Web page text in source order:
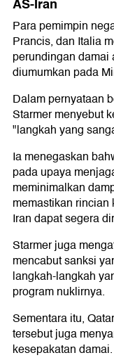
AS-Iran
Para pemimpin
Prancis, dan Italia
perundingan damai
diumumkan pada
Dalam pernyataan
Starmer menyebut
"langkah yang
Ia menegaskan
pada upaya
meminimalkan
memastikan
Iran dapat segera
Starmer juga
mencabut sanksi
langkah-langkah
program nuklirnya.
Sementara itu,
tersebut juga
kesepakatan damai.